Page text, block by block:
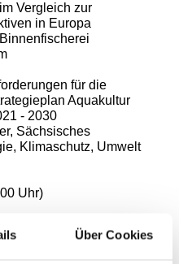
Über Cookies
Vergleich zur
in Europa
für die
Aquakultur
- 2030
Sächsisches
Klimaschutz, Umwelt
Uhr)